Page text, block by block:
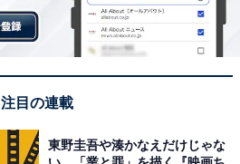
注目の連載
東野圭吾や湊かなえだけじゃな